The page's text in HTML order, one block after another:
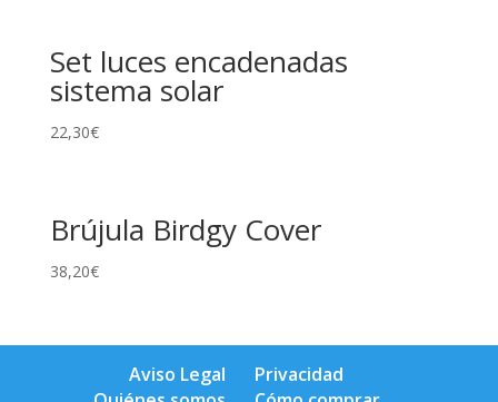
Set luces encadenadas
sistema solar
22,30€
Brújula Birdgy Cover
38,20€
Aviso Legal
Privacidad